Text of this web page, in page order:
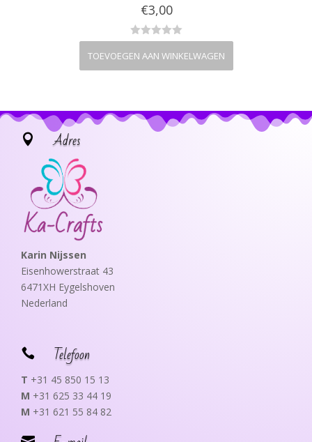
€3,00
TOEVOEGEN AAN WINKELWAGEN
 Adres
Karin Nijssen
Eisenhowerstraat 43
6471XH Eygelshoven
Nederland
 Telefoon
T +31 45 850 15 13
M +31 625 33 44 19
M +31 621 55 84 82